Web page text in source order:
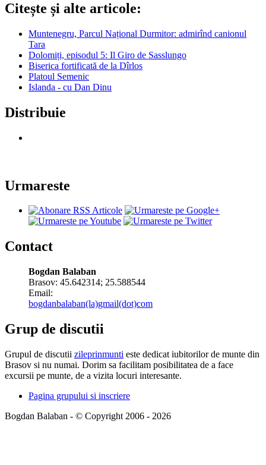
Citește și alte articole:
Muntenegru, Parcul Național Durmitor: admirînd canionul
Tara
Dolomiți, episodul 5: Il Giro de Sasslungo
Biserica fortificată de la Dîrlos
Platoul Semenic
Islanda - cu Dan Dinu
Distribuie
Urmareste
Contact
Bogdan Balaban
Brasov: 45.642314; 25.588544
Email:
bogdanbalaban(la)gmail(dot)com
Grup de discutii
Grupul de discutii zileprinmunti este dedicat iubitorilor de munte din
Brasov si nu numai. Dorim sa facilitam posibilitatea de a face
excursii pe munte, de a vizita locuri interesante.
Pagina grupului si inscriere
Bogdan Balaban - © Copyright 2006 - 2026